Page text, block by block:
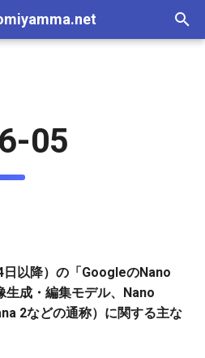
2026-07-16
2026-07-13
2026-07-12
2025-12-30
2025-12-27
2025-12-26
2026-07-16
2026-07-13
2026-07-12
2025-12-30
2025-12-27
2025-12-26
2026-07-05
2026-06-16
2026-05-31
2026-07-10
2026-06-19
2026-06-12
2026-07-05
2026-06-14
2026-06-07
2025-12-21
2025-12-07
2025-11-30
2026-07-05
2026-06-14
2026-06-07
2026-07-05
2026-06-14
2026-06-07
2025-12-21
2025-11-30
2025-11-23
2026-07-05
2026-06-14
2026-06-07
2025-12-21
2025-11-30
2025-11-23
2026-07-05
2026-06-17
2026-06-14
2026-07-05
2026-06-14
2026-06-07
2026-07-16
2026-07-13
2026-07-12
2025-12-30
2025-12-27
2025-12-26
2026-07-05
2026-06-14
2026-06-07
2025-12-21
2026-07-15
2026-07-12
2026-07-11
2026-07-04
2026-06-13
2026-06-10
2026-07-04
2026-06-13
2026-06-06
2026-07-15
2026-07-12
2026-07-11
2026-07-05
2026-06-14
2026-06-07
05
以降）の「GoogleのNano
生成・編集モデル、Nano
2などの通称）に関する主な